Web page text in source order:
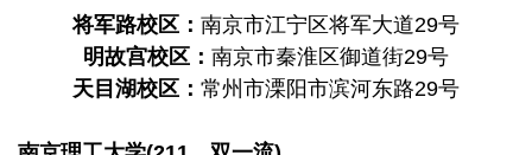
将军路校区： 南京市江宁区将军大道29号
明故宫校区： 南京市秦淮区御道街29号
天目湖校区： 常州市溧阳市滨河东路29号